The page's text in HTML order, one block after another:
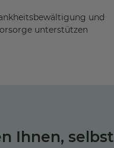
und
unterstützen
Ihnen, selbst